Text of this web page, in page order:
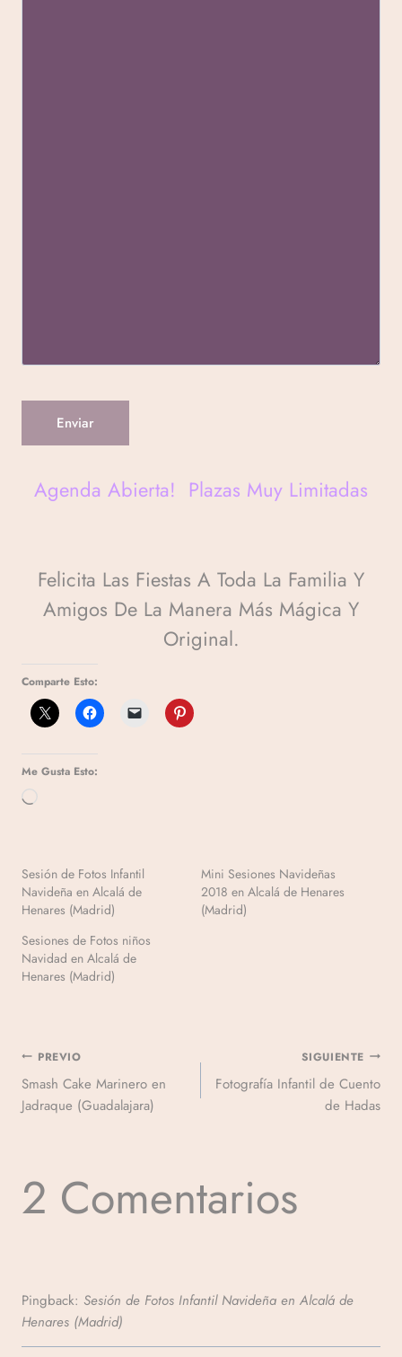
Enviar
Agenda Abierta! Plazas Muy Limitadas
Felicita Las Fiestas A Toda La Familia Y
Amigos De La Manera Más Mágica Y
Original.
Comparte Esto:
Me Gusta Esto:
Sesión de Fotos Infantil
Navideña en Alcalá de
Henares (Madrid)
Mini Sesiones Navideñas
2018 en Alcalá de Henares
(Madrid)
Sesiones de Fotos niños
Navidad en Alcalá de
Henares (Madrid)
PREVIO
Smash Cake Marinero en
Jadraque (Guadalajara)
SIGUIENTE
Fotografía Infantil de Cuento
de Hadas
2 Comentarios
Pingback: Sesión de Fotos Infantil Navideña en Alcalá de
Henares (Madrid)